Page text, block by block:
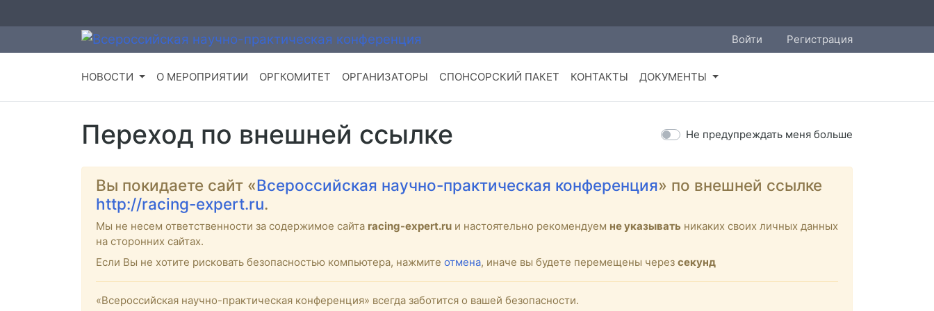
Войти Регистрация
НОВОСТИ О МЕРОПРИЯТИИ ОРГКОМИТЕТ ОРГАНИЗАТОРЫ СПОНСОРСКИЙ ПАКЕТ КОНТАКТЫ ДОКУМЕНТЫ
Переход по внешней ссылке Не предупреждать меня больше
Вы покидаете сайт «Всероссийская научно-практическая конференция» по внешней ссылке
http://racing-expert.ru.
Мы не несем ответственности за содержимое сайта racing-expert.ru и настоятельно рекомендуем не указывать никаких своих личных данных
на сторонних сайтах.
Если Вы не хотите рисковать безопасностью компьютера, нажмите отмена, иначе вы будете перемещены через секунд
«Всероссийская научно-практическая конференция» всегда заботится о вашей безопасности.